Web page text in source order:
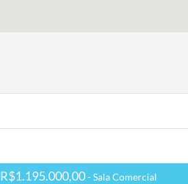
R$1.195.000,00- Sala Comercial